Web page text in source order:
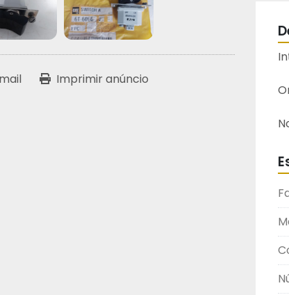
Imprimir anúncio